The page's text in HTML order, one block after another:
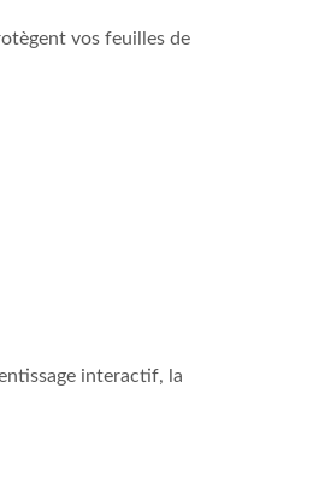
vos feuilles de
interactif, la